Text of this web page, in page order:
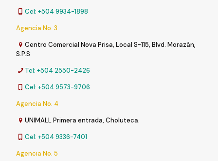
Cel: +504 9934-1898
Agencia No. 3
Centro Comercial Nova Prisa, Local S-115, Blvd. Morazán,
S.P.S
Tel: +504 2550-2426
Cel: +504 9573-9706
Agencia No. 4
UNIMALL Primera entrada, Choluteca.
Cel: +504 9336-7401
Agencia No. 5